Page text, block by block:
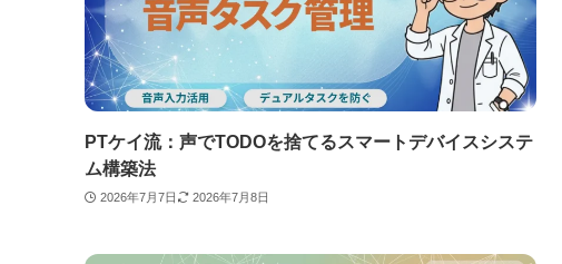
PTケイ流：声でTODOを捨てるスマートデバイスシステ
ム構築法
2026年7月7日 2026年7月8日